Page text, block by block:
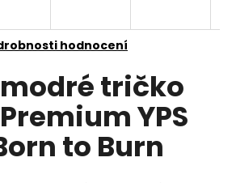
hodnocení
tričko
YPS
to Burn